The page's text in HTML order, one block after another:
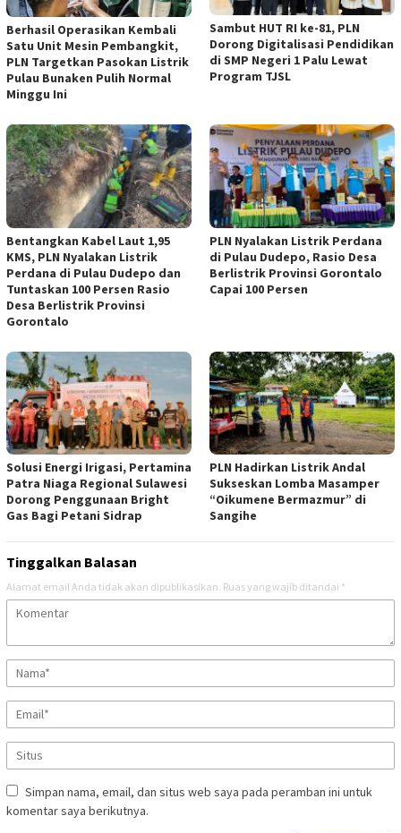
Berhasil Operasikan Kembali
Satu Unit Mesin Pembangkit,
PLN Targetkan Pasokan Listrik
Pulau Bunaken Pulih Normal
Minggu Ini
Sambut HUT RI ke-81, PLN
Dorong Digitalisasi Pendidikan
di SMP Negeri 1 Palu Lewat
Program TJSL
Bentangkan Kabel Laut 1,95
KMS, PLN Nyalakan Listrik
Perdana di Pulau Dudepo dan
Tuntaskan 100 Persen Rasio
Desa Berlistrik Provinsi
Gorontalo
PLN Nyalakan Listrik Perdana
di Pulau Dudepo, Rasio Desa
Berlistrik Provinsi Gorontalo
Capai 100 Persen
Solusi Energi Irigasi, Pertamina
Patra Niaga Regional Sulawesi
Dorong Penggunaan Bright
Gas Bagi Petani Sidrap
PLN Hadirkan Listrik Andal
Sukseskan Lomba Masamper
“Oikumene Bermazmur” di
Sangihe
Tinggalkan Balasan
Alamat email Anda tidak akan dipublikasikan. Ruas yang wajib ditandai *
Simpan nama, email, dan situs web saya pada peramban ini untuk
komentar saya berikutnya.